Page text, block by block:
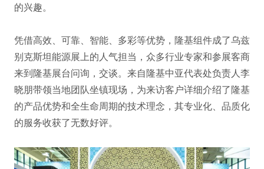
的兴趣。
凭借高效、可靠、智能、多彩等优势，隆基组件成了乌兹
别克斯坦能源展上的人气担当，众多行业专家和参展客商
来到隆基展台问询，交谈。来自隆基中亚代表处负责人李
晓朋带领当地团队坐镇现场，为来访客户详细介绍了隆基
的产品优势和全生命周期的技术理念，其专业化、品质化
的服务收获了无数好评。